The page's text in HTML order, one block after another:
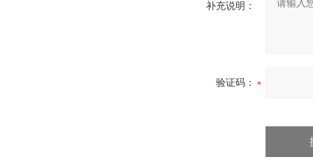
补充说明：
验证码：